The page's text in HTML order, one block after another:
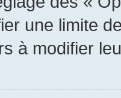
une limite
à modifier